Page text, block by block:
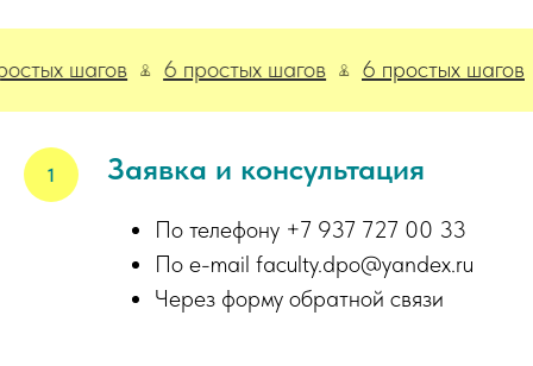
шагов 6 простых шагов 6 простых шагов 6
Заявка и консультация
По телефону +7 937 727 00 33
По e-mail faculty.dpo@yandex.ru
Через форму обратной связи